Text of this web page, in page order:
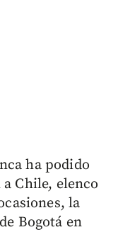
ha podido
Chile, elenco
la
Bogotá en